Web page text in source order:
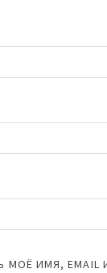
МОЁ ИМЯ, EMAIL